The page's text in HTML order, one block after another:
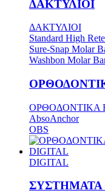
ΔΑΚΤΥΛΙΟΙ
ΔΑΚΤΥΛΙΟΙ
Standard High
Sure-Snap Molar
Washbon Molar
ΟΡΘΟΔΟΝΤΙΚΑ
AbsoAnchor
OBS
DIGITAL
DIGITAL
ΣΥΣΤΗΜΑΤΑ